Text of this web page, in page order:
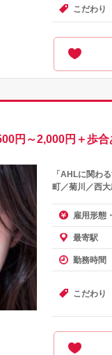
こだわり
円～2,000円＋歩
「AHLに関わ
町／菊川／西
雇用形態
最寄駅
勤務時間
こだわり